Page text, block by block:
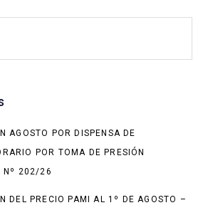
AGOSTO POR DISPENSA DE
POR TOMA DE PRESIÓN
Nº 202/26
DEL PRECIO PAMI AL 1º DE AGOSTO –